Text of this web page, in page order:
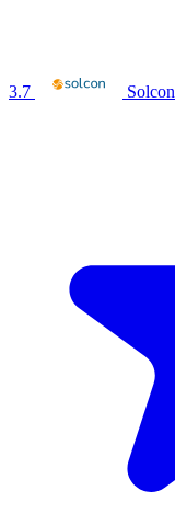
3.7 Solcon